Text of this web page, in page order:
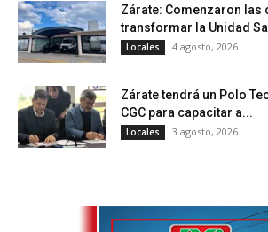
Zárate: Comenzaron las
transformar la Unidad
Locales 4 agosto, 2026
Zárate tendrá un Polo
CGC para capacitar a...
Locales 3 agosto, 2026